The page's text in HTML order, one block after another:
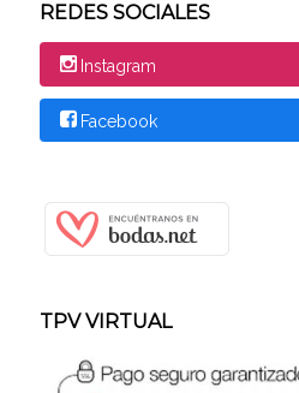
REDES SOCIALES
Instagram
Facebook
TPV VIRTUAL